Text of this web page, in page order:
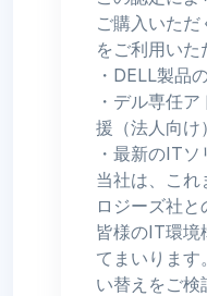
ご購入いた
をご利用いた
・DELL製品
・デル専任
援（法人向け）
・最新のIT
当社は、これ
ロジーズ社
皆様のIT環境
てまいります
い替えをご検